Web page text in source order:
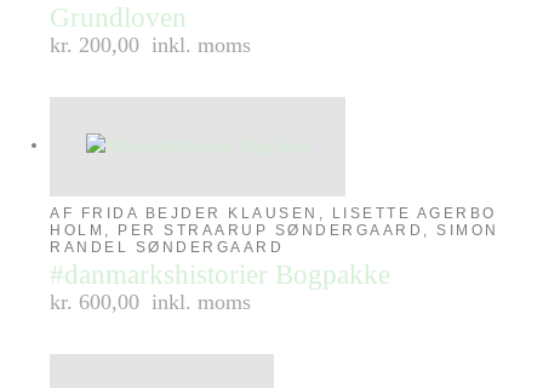
Grundloven
kr. 200,00 inkl. moms
AF FRIDA BEJDER KLAUSEN, LISETTE AGERBO
HOLM, PER STRAARUP SØNDERGAARD, SIMON
RANDEL SØNDERGAARD
#danmarkshistorier Bogpakke
kr. 600,00 inkl. moms